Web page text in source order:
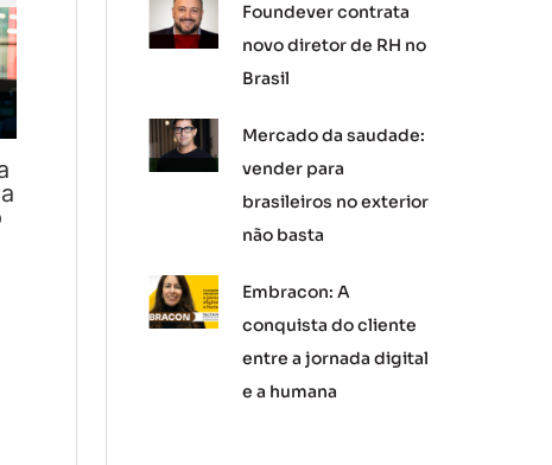
Foundever contrata
novo diretor de RH no
Brasil
Mercado da saudade:
vender para
brasileiros no exterior
não basta
Embracon: A
conquista do cliente
entre a jornada digital
e a humana